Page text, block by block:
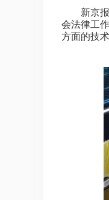
新京报（
会法律工
方面的技